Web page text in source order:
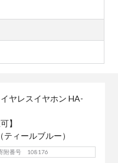
ヤレスイヤホン HA-
】
ィールブルー）
附番号 108176